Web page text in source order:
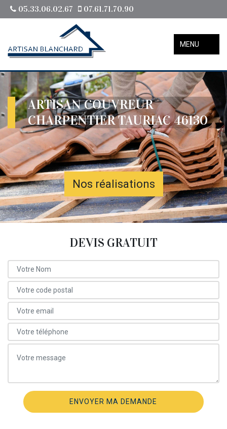
05.33.06.02.67 07.61.71.70.90
MENU
ARTISAN COUVREUR
CHARPENTIER TAURIAC 46130
Nos réalisations
DEVIS GRATUIT